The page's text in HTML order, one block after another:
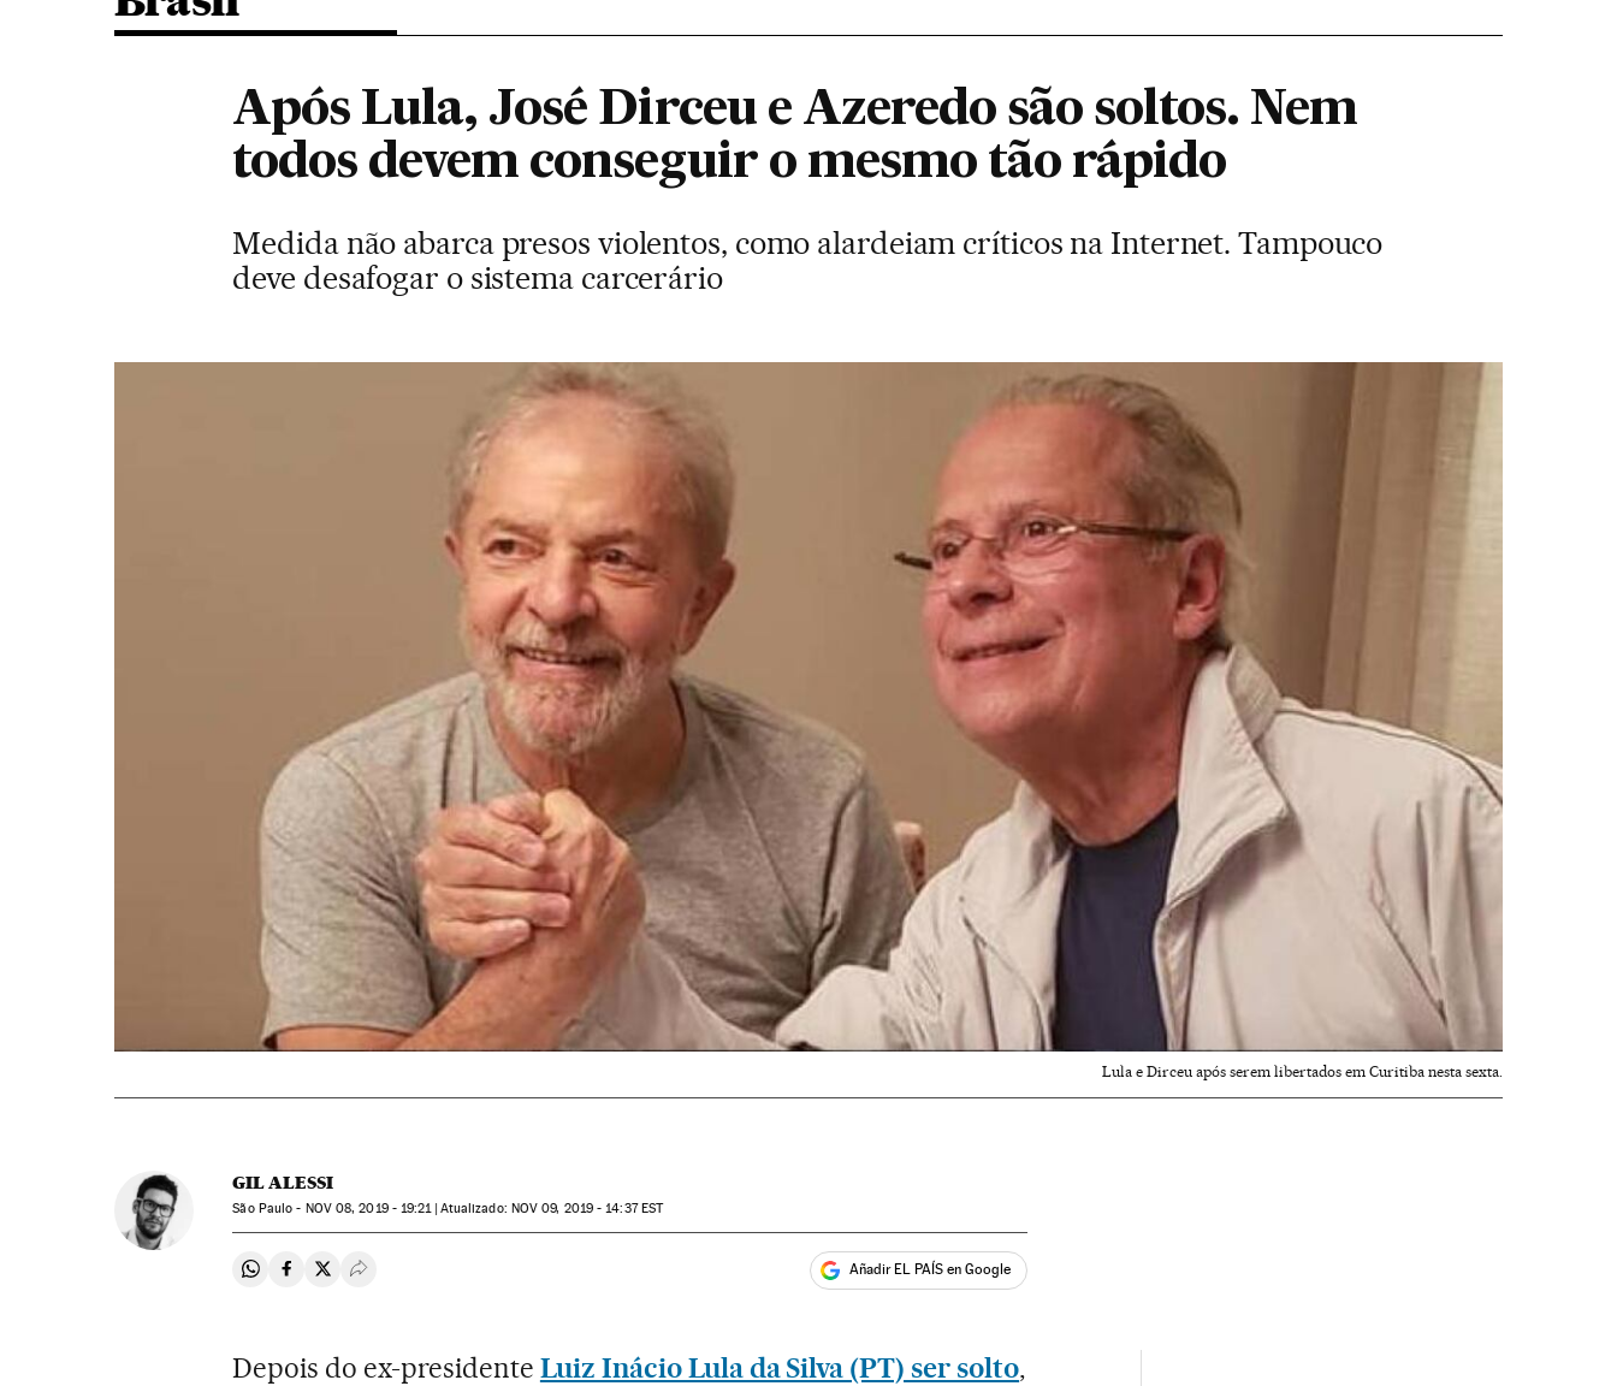
Após Lula, José Dirceu e Azeredo são soltos. Nem
todos devem conseguir o mesmo tão rápido
Medida não abarca presos violentos, como alardeiam críticos na Internet. Tampouco
deve desafogar o sistema carcerário
Lula e Dirceu após serem libertados em Curitiba nesta sexta.
GIL ALESSI
São Paulo - NOV08, 2019 - 19:21 atualizado: NOV 09, 2019 - 14:37EST
Compartir en Whatsapp
Compartir en Facebook
Compartir en Twitter
Desplegar Redes Sociales Añadir EL PAÍS en Google
Depois do ex-presidente Luiz Inácio Lula da Silva (PT) ser solto,